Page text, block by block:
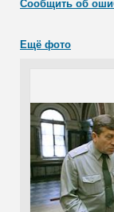
Сообщить об
Ещё фото